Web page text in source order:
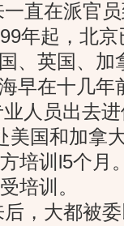
在派官员
年起，北
、英国、
早在十几
人员出去
美国和加拿
培训l5个月
培训。
大都被委